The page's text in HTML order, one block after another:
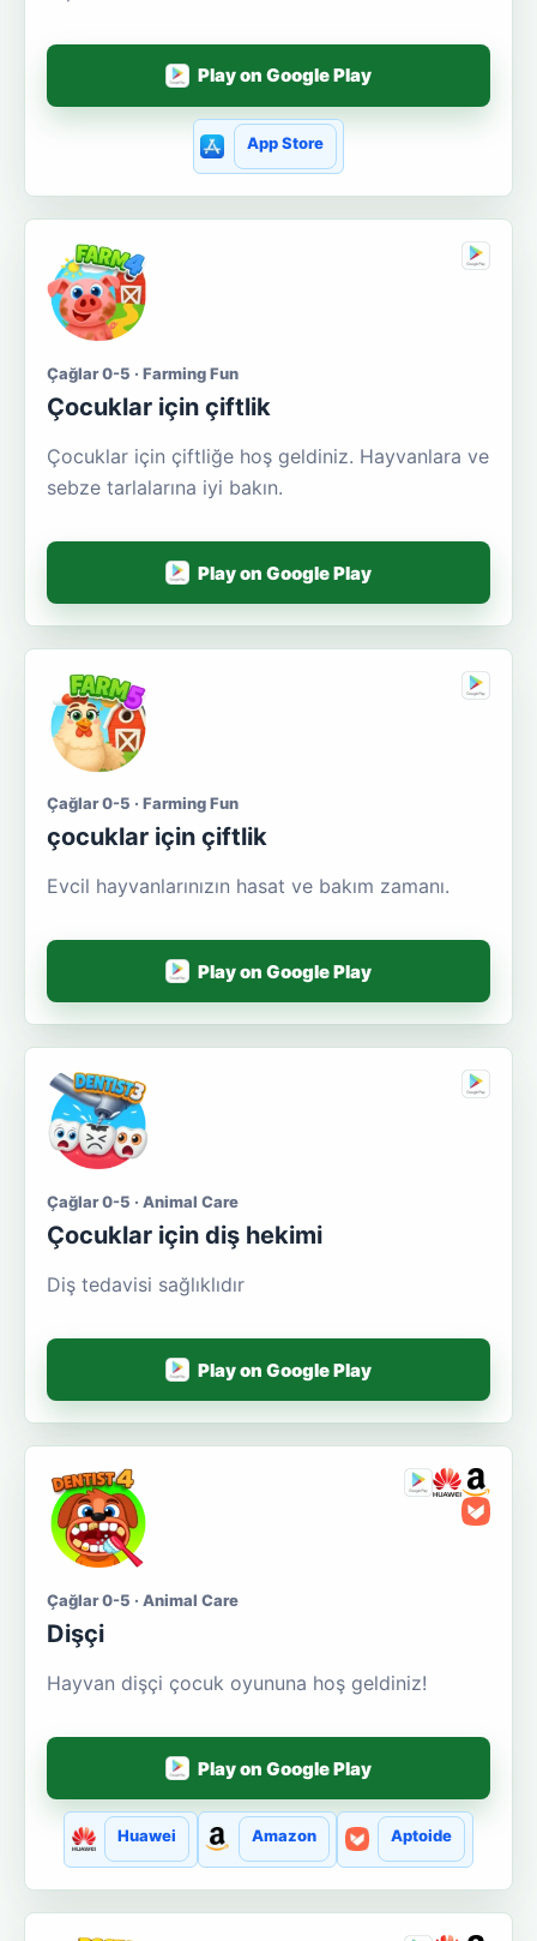
Play on Google Play
App Store
Çağlar 0-5 · Farming Fun
Çocuklar için çiftlik
Çocuklar için çiftliğe hoş geldiniz. Hayvanlara ve
sebze tarlalarına iyi bakın.
Play on Google Play
Çağlar 0-5 · Farming Fun
çocuklar için çiftlik
Evcil hayvanlarınızın hasat ve bakım zamanı.
Play on Google Play
Çağlar 0-5 · Animal Care
Çocuklar için diş hekimi
Diş tedavisi sağlıklıdır
Play on Google Play
Çağlar 0-5 · Animal Care
Dişçi
Hayvan dişçi çocuk oyununa hoş geldiniz!
Play on Google Play
Huawei Amazon Aptoide